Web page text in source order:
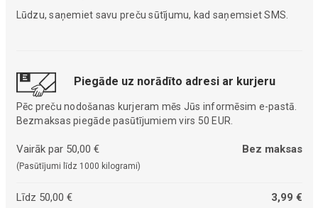
Lūdzu, saņemiet savu preču sūtījumu, kad saņemsiet SMS.
Piegāde uz norādīto adresi ar kurjeru
Pēc preču nodošanas kurjeram mēs Jūs informēsim e-pastā.
Bezmaksas piegāde pasūtījumiem virs 50 EUR.
Vairāk par 50,00 €
(Pasūtījumi līdz 1000 kilogrami)
Bez maksas
Līdz 50,00 € 3,99 €